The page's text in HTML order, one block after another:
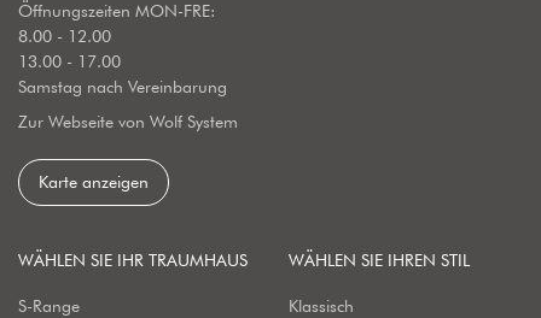
Öffnungszeiten MON-FRE:
8.00 - 12.00
13.00 - 17.00
Samstag nach Vereinbarung
Zur Webseite von Wolf System
Karte anzeigen
WÄHLEN SIE IHR TRAUMHAUS
S-Range
WÄHLEN SIE IHREN STIL
Klassisch